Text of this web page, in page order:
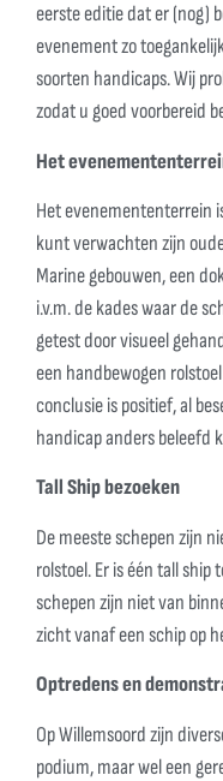
eerste editie dat er (nog)
evenement zo
soorten handicaps. Wij
zodat u goed voorbereid
Het
Het evenemententerrein
kunt verwachten zijn
Marine gebouwen, een
i.v.m. de kades waar de
getest door visueel
een handbewogen
conclusie is positief, al
handicap anders beleefd
Tall Ship bezoeken
De meeste schepen zijn
rolstoel. Er is één tall ship
schepen zijn niet van
zicht vanaf een schip op
Optredens en
Op Willemsoord zijn
podium, maar wel een